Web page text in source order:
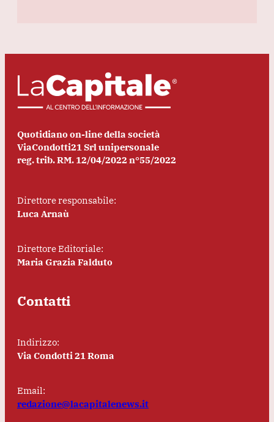
Quotidiano on-line della società
ViaCondotti21 Srl unipersonale
reg. trib. RM. 12/04/2022 n°55/2022
Direttore responsabile:
Luca Arnaù
Direttore Editoriale:
Maria Grazia Falduto
Contatti
Indirizzo:
Via Condotti 21 Roma
Email:
redazione@lacapitalenews.it